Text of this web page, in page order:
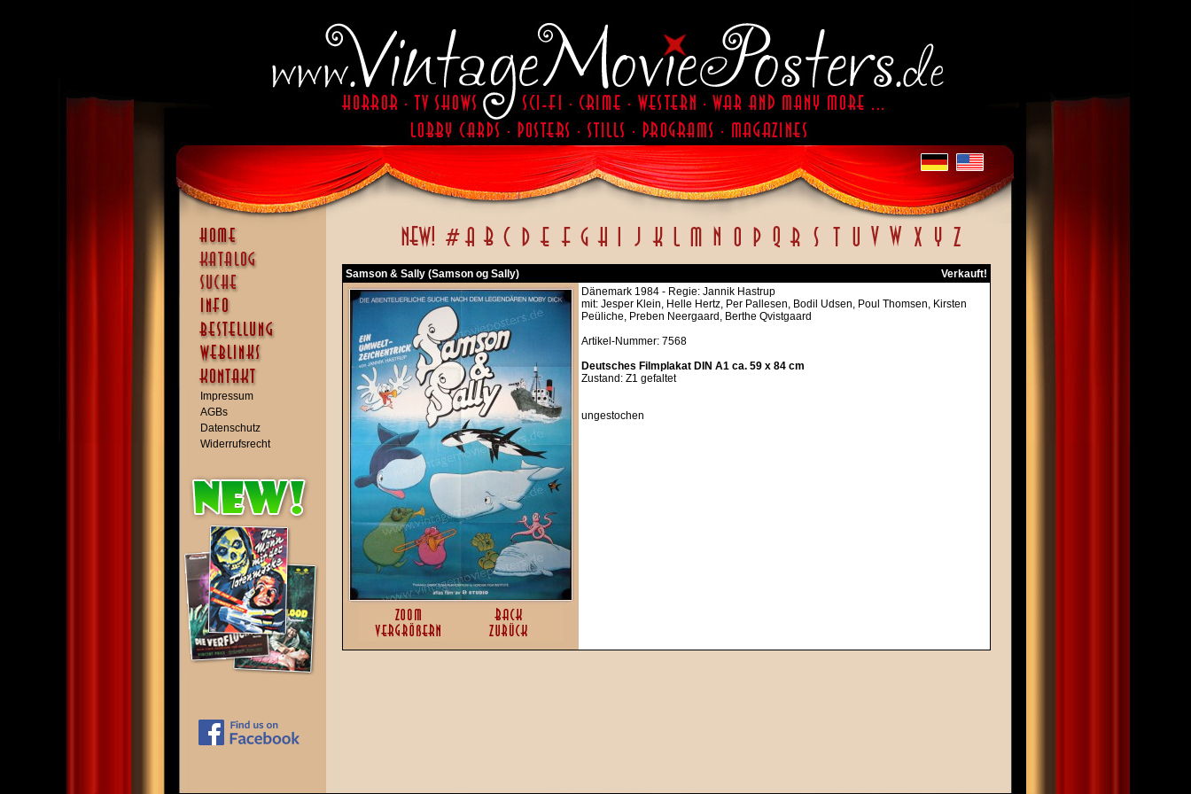
Impressum
AGBs
Datenschutz
Widerrufsrecht
Samson & Sally (Samson og Sally)
Verkauft!
Dänemark 1984 - Regie: Jannik Hastrup
mit: Jesper Klein, Helle Hertz, Per Pallesen, Bodil Udsen, Poul Thomsen, Kirsten
Peüliche, Preben Neergaard, Berthe Qvistgaard
Artikel-Nummer: 7568
Deutsches Filmplakat DIN A1 ca. 59 x 84 cm
Zustand: Z1 gefaltet
ungestochen